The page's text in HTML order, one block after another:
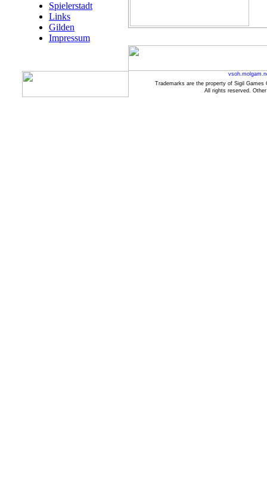
Spielerstadt
Links
Gilden
Impressum
Trademarks are the property of Sigil
All rights reserved.